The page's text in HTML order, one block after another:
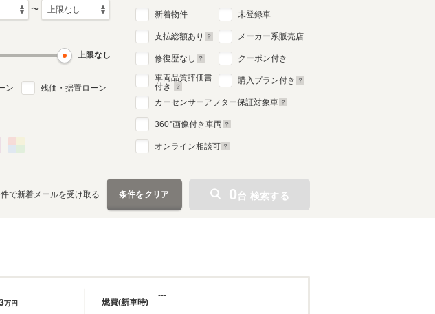
〜
上限なし
ン 残価・据置ローン
新着物件
支払総額あり
修復歴なし
車両品質評価書
付き
未登録車
メーカー系販売店
クーポン付き
購入プラン付き
カーセンサーアフター保証対象車
360°画像付き車両
オンライン相談可
件で新着メールを受け取る 条件をクリア 0台 検索する
燃費(新車時)
万円
---
---